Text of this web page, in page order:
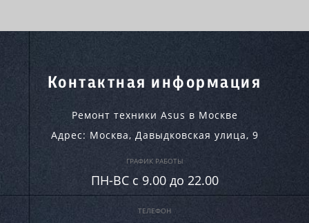
Контактная информация
Ремонт техники Asus в Москве
Адрес: Москва, Давыдковская улица, 9
ГРАФИК РАБОТЫ
ПН-ВC c 9.00 до 22.00
ТЕЛЕФОН